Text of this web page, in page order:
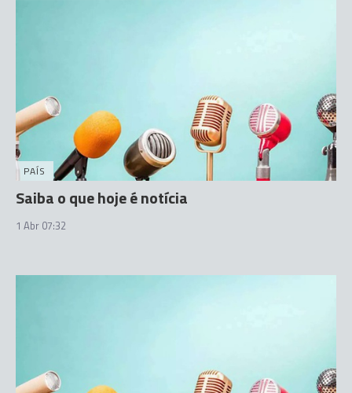
PAÍS
Saiba o que hoje é notícia
1 Abr 07:32